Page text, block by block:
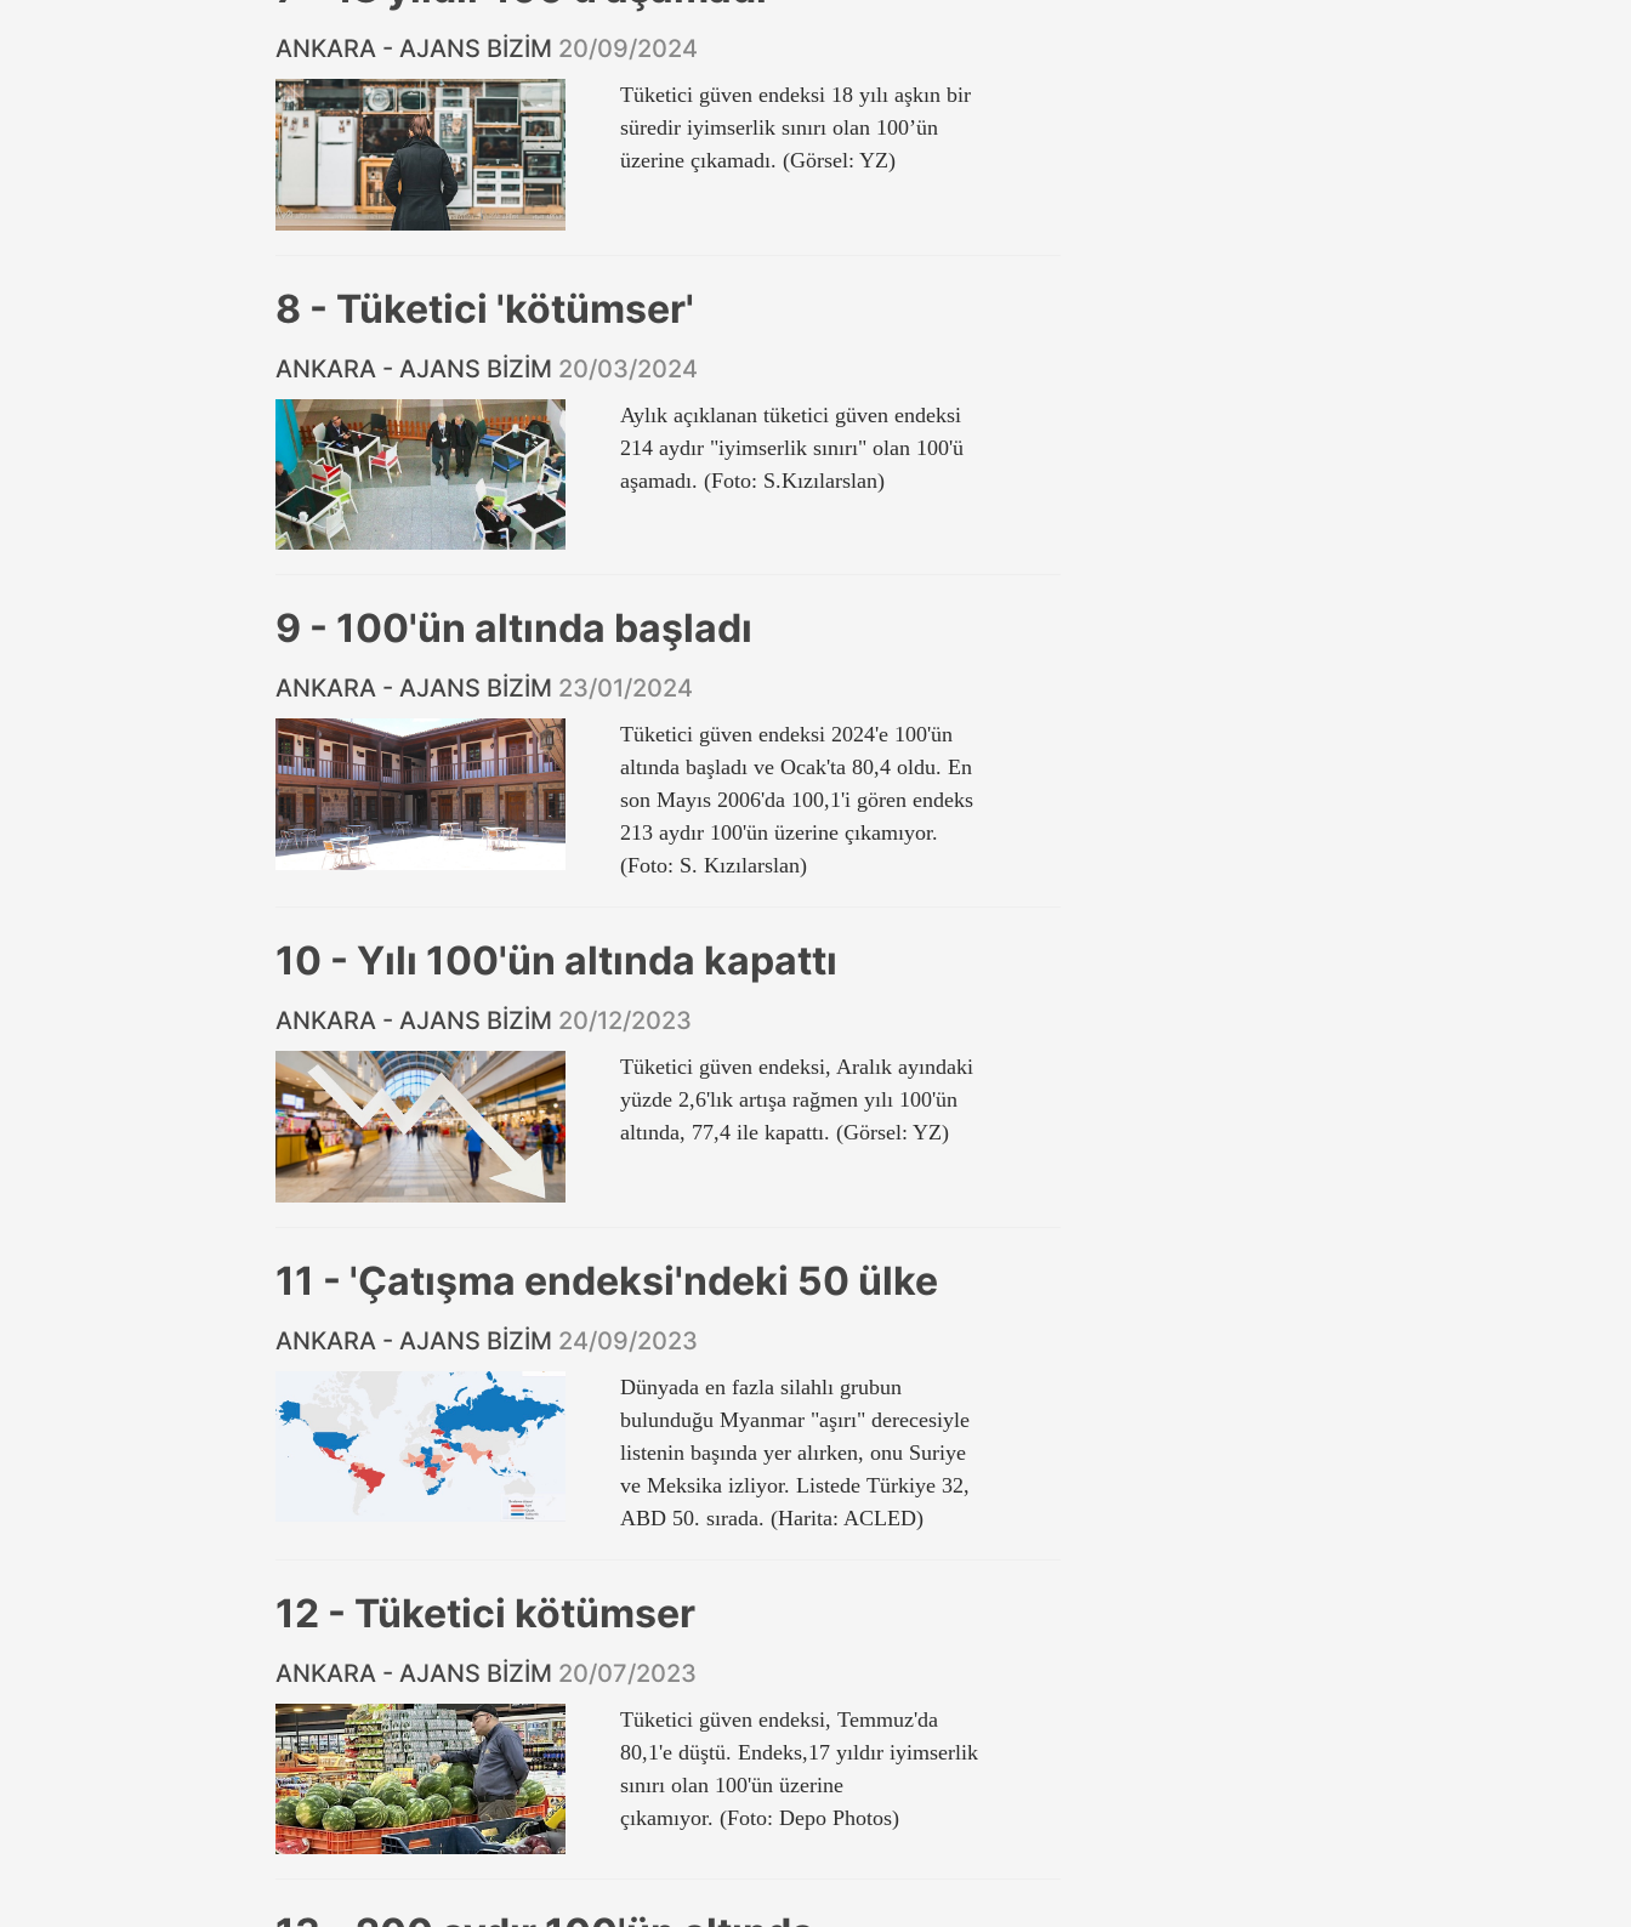
ANKARA - AJANS BİZİM 20/09/2024
Tüketici güven endeksi 18 yılı aşkın bir
süredir iyimserlik sınırı olan 100’ün
üzerine çıkamadı. (Görsel: YZ)
8 - Tüketici 'kötümser'
ANKARA - AJANS BİZİM 20/03/2024
Aylık açıklanan tüketici güven endeksi
214 aydır "iyimserlik sınırı" olan 100'ü
aşamadı. (Foto: S.Kızılarslan)
9 - 100'ün altında başladı
ANKARA - AJANS BİZİM 23/01/2024
Tüketici güven endeksi 2024'e 100'ün
altında başladı ve Ocak'ta 80,4 oldu. En
son Mayıs 2006'da 100,1'i gören endeks
213 aydır 100'ün üzerine çıkamıyor.
(Foto: S. Kızılarslan)
10 - Yılı 100'ün altında kapattı
ANKARA - AJANS BİZİM 20/12/2023
Tüketici güven endeksi, Aralık ayındaki
yüzde 2,6'lık artışa rağmen yılı 100'ün
altında, 77,4 ile kapattı. (Görsel: YZ)
11 - 'Çatışma endeksi'ndeki 50 ülke
ANKARA - AJANS BİZİM 24/09/2023
Dünyada en fazla silahlı grubun
bulunduğu Myanmar "aşırı" derecesiyle
listenin başında yer alırken, onu Suriye
ve Meksika izliyor. Listede Türkiye 32,
ABD 50. sırada. (Harita: ACLED)
12 - Tüketici kötümser
ANKARA - AJANS BİZİM 20/07/2023
Tüketici güven endeksi, Temmuz'da
80,1'e düştü. Endeks,17 yıldır iyimserlik
sınırı olan 100'ün üzerine
çıkamıyor. (Foto: Depo Photos)